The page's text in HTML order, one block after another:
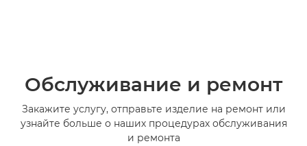
Обслуживание и ремонт
Закажите услугу, отправьте изделие на ремонт или
узнайте больше о наших процедурах обслуживания
и ремонта